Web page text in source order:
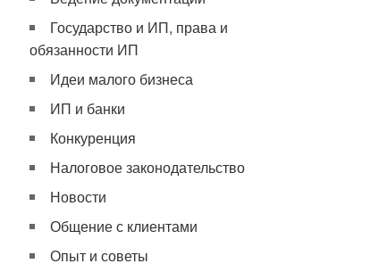
Государство и ИП, права и
обязанности ИП
Идеи малого бизнеса
ИП и банки
Конкуренция
Налоговое законодательство
Новости
Общение с клиентами
Опыт и советы